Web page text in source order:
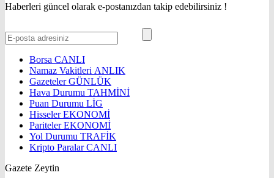
Haberleri güncel olarak e-postanızdan takip edebilirsiniz !
Borsa CANLI
Namaz Vakitleri ANLIK
GazetelerGÜNLÜK
Hava Durumu TAHMİNİ
Puan Durumu LİG
HisselerEKONOMİ
ParitelerEKONOMİ
Yol Durumu TRAFİK
Kripto ParalarCANLI
Gazete Zeytin